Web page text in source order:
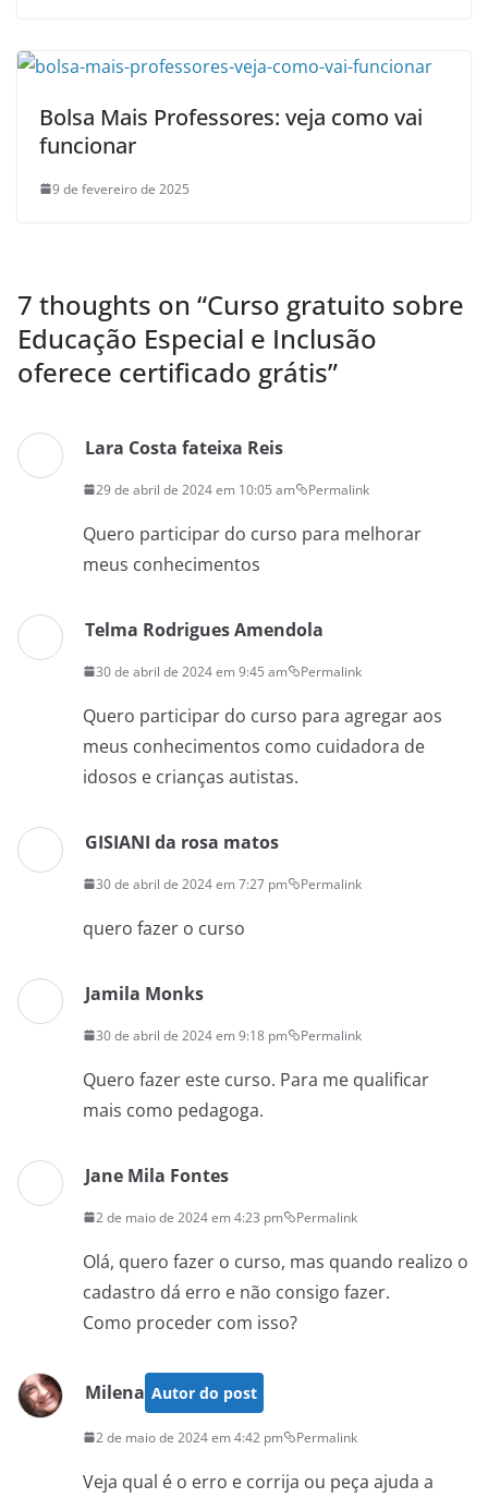
Bolsa Mais Professores: veja como vai
funcionar
9 de fevereiro de 2025
7 thoughts on “Curso gratuito sobre
Educação Especial e Inclusão
oferece certificado grátis”
Lara Costa fateixa Reis
29 de abril de 2024 em 10:05 am Permalink
Quero participar do curso para melhorar
meus conhecimentos
Telma Rodrigues Amendola
30 de abril de 2024 em 9:45 am Permalink
Quero participar do curso para agregar aos
meus conhecimentos como cuidadora de
idosos e crianças autistas.
GISIANI da rosa matos
30 de abril de 2024 em 7:27 pm Permalink
quero fazer o curso
Jamila Monks
30 de abril de 2024 em 9:18 pm Permalink
Quero fazer este curso. Para me qualificar
mais como pedagoga.
Jane Mila Fontes
2 de maio de 2024 em 4:23 pm Permalink
Olá, quero fazer o curso, mas quando realizo o
cadastro dá erro e não consigo fazer.
Como proceder com isso?
Milena Autor do post
2 de maio de 2024 em 4:42 pm Permalink
Veja qual é o erro e corrija ou peça ajuda a